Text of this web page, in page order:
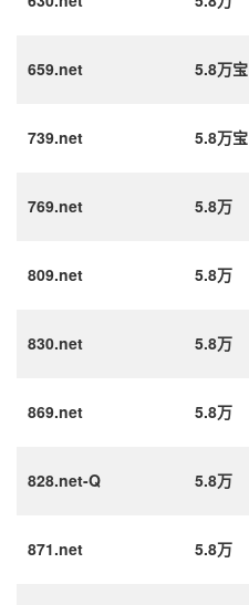
659.net 5.8万宝
739.net 5.8万宝
769.net 5.8万
809.net 5.8万
830.net 5.8万
869.net 5.8万
828.net-Q 5.8万
871.net 5.8万